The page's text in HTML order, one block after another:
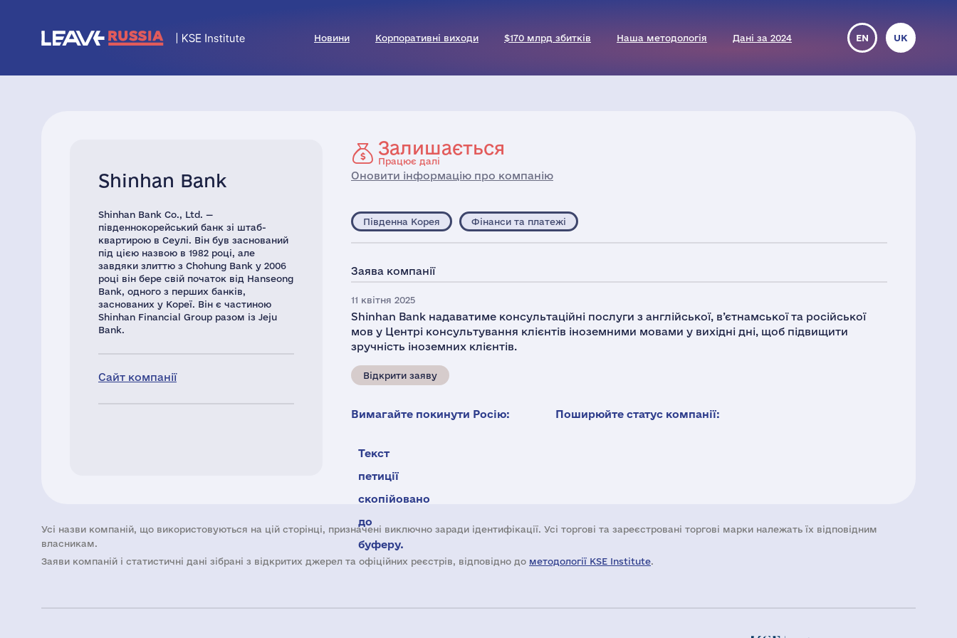
Новини Корпоративні виходи $170 млрд збитків Наша методологія Дані за 2024 EN UK
Shinhan Bank
Shinhan Bank Co., Ltd. —
південнокорейський банк зі штаб-
квартирою в Сеулі. Він був заснований
під цією назвою в 1982 році, але
завдяки злиттю з Chohung Bank у 2006
році він бере свій початок від Hanseong
Bank, одного з перших банків,
заснованих у Кореї. Він є частиною
Shinhan Financial Group разом із Jeju
Bank.
Сайт компанії
Залишається
Працює далі
Оновити інформацію про компанію
Південна Корея Фінанси та платежі
Заява компанії
11 квітня 2025
Shinhan Bank надаватиме консультаційні послуги з англійської, в’єтнамської та російської
мов у Центрі консультування клієнтів іноземними мовами у вихідні дні, щоб підвищити
зручність іноземних клієнтів.
Відкрити заяву
Вимагайте покинути Росію:
Текст
петиції
скопійовано
до
буферу.
Поширюйте статус компанії:
Усі назви компаній, що використовуються на цій сторінці, призначені виключно заради ідентифікації. Усі торгові та зареєстровані торгові марки належать їх відповідним
власникам.
Заяви компаній i статистичні дані зібрані з відкритих джерел та офіційних реєстрів, відповідно до методології KSE Institute.